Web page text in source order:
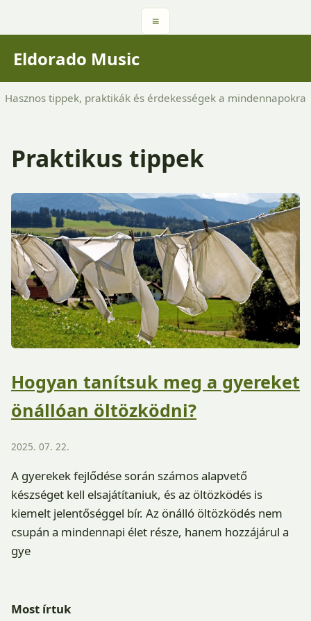
≡
Eldorado Music
Hasznos tippek, praktikák és érdekességek a mindennapokra
Praktikus tippek
Hogyan tanítsuk meg a gyereket
önállóan öltözködni?
2025. 07. 22.
A gyerekek fejlődése során számos alapvető
készséget kell elsajátítaniuk, és az öltözködés is
kiemelt jelentőséggel bír. Az önálló öltözködés nem
csupán a mindennapi élet része, hanem hozzájárul a
gye
Most írtuk